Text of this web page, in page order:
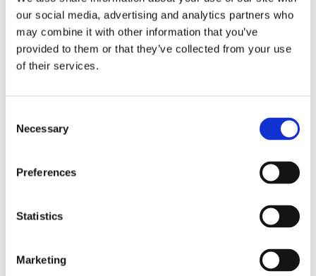
our social media, advertising and analytics partners who
may combine it with other information that you’ve
provided to them or that they’ve collected from your use
of their services.
Selection
Necessary
Preferences
Statistics
Marketing
Igen i år beholder Syttende sin Michelin-stjerne, og så løb
restauranten også med titlen som ultimativ gæstefavorit i
Vestdanmark i 2023.
Pris: Sublim Michelinmenu for 2.295 kr.
Spis Michelin hos Syttende
hyggeligste omgivelser